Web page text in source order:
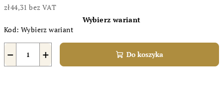
zł44,31 bez VAT
jednostkowa:
Wybierz wariant
Kod: Wybierz wariant
+
− Do koszyka